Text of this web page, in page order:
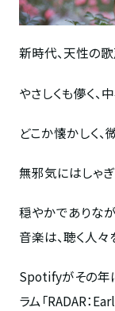
新時代、天性の歌
やさしくも儚く、
どこか懐かしく、
無邪気にはしゃ
穏やかでありな
音楽は、聴く人
Spotifyがその年
ラム「RADAR：